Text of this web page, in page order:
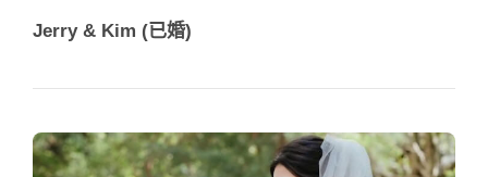
Jerry & Kim (已婚)